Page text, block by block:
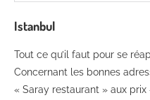
Istanbul
Tout ce qu’il faut pour se
Concernant les bonnes
« Saray restaurant » aux prix